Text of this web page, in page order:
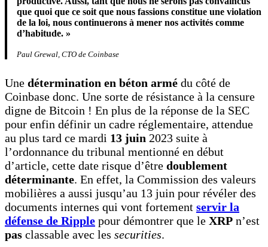
que quoi que ce soit que nous fassions constitue une violation
de la loi, nous continuerons à mener nos activités comme
d’habitude. »
Paul Grewal, CTO de Coinbase
Une détermination en béton armé du côté de
Coinbase donc. Une sorte de résistance à la censure
digne de Bitcoin ! En plus de la réponse de la SEC
pour enfin définir un cadre réglementaire, attendue
au plus tard ce mardi 13 juin 2023 suite à
l’ordonnance du tribunal mentionné en début
d’article, cette date risque d’être doublement
déterminante. En effet, la Commission des valeurs
mobilières a aussi jusqu’au 13 juin pour révéler des
documents internes qui vont fortement servir la
défense de Ripple pour démontrer que le XRP n’est
pas classable avec les securities.